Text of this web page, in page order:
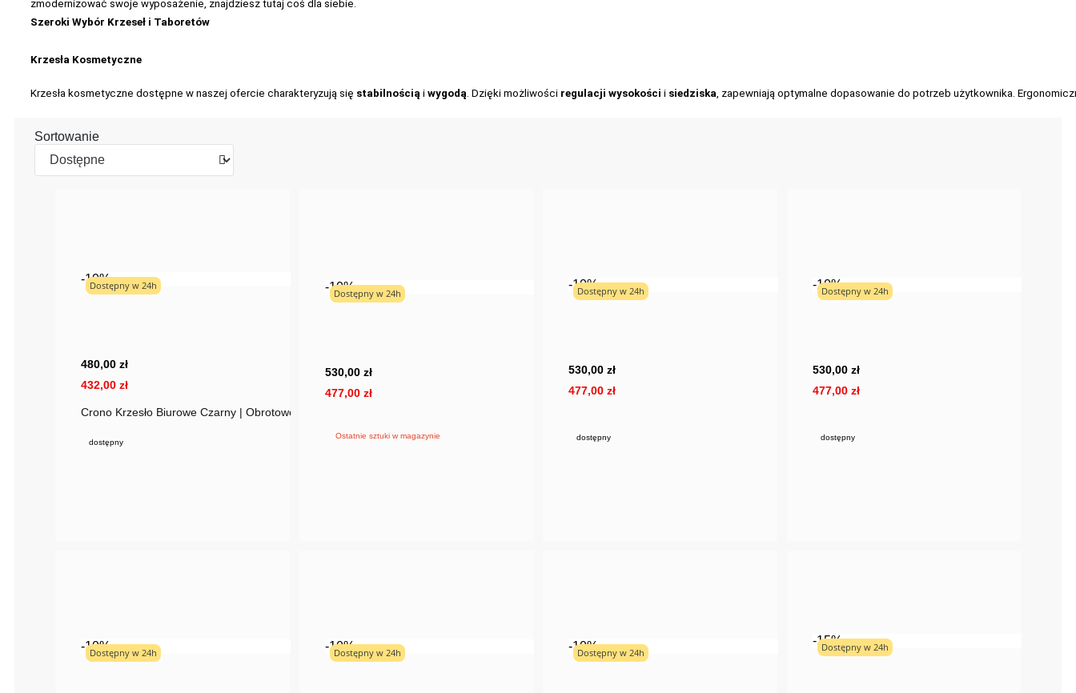
zmodernizować swoje wyposażenie, znajdziesz tutaj coś dla siebie.
Szeroki Wybór Krzeseł i Taboretów
Krzesła Kosmetyczne
Krzesła kosmetyczne dostępne w naszej ofercie charakteryzują się stabilnością i wygodą. Dzięki możliwości regulacji wysokości i siedziska, zapewniają optymalne dopasowanie do potrzeb użytkownika.
Sortowanie
-10%
480,00 zł
432,00 zł
Crono Krzesło Biurowe Czarny | Obrotowe 360°
dostępny
Dostępny w 24h -10%
530,00 zł
477,00 zł
Ostatnie sztuki w magazynie
Dostępny w 24h
-10%
530,00 zł
477,00 zł
dostępny
Dostępny w 24h -10%
530,00 zł
477,00 zł
dostępny
Dostępny w 24h
-10%
Dostępny w 24h -10%
Dostępny w 24h Bestseller
-10%
Dostępny w 24h
-15%
Dostępny w 24h